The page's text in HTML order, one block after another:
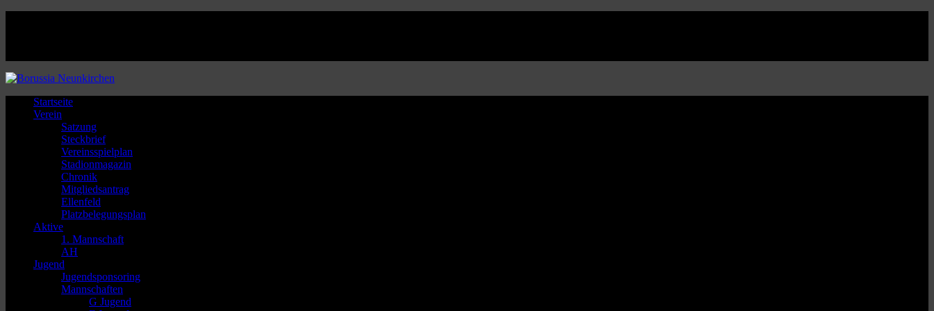
Startseite
Verein
Satzung
Steckbrief
Vereinsspielplan
Stadionmagazin
Chronik
Mitgliedsantrag
Ellenfeld
Platzbelegungsplan
Aktive
1. Mannschaft
AH
Jugend
Jugendsponsoring
Mannschaften
G Jugend